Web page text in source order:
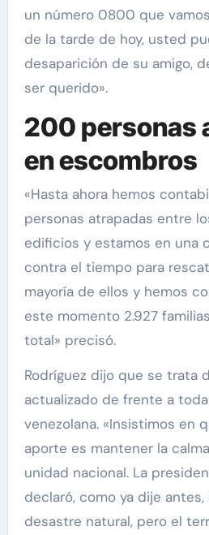
un número 0800 que
de la tarde de hoy, usted
desaparición de su amigo,
ser querido».
200 personas
en escombros
«Hasta ahora hemos
personas atrapadas entre
edificios y estamos en una
contra el tiempo para
mayoría de ellos y hemos
este momento 2.927
total» precisó.
Rodríguez dijo que se trata
actualizado de frente a
venezolana. «Insistimos en
aporte es mantener la
unidad nacional. La
declaró, como ya dije antes,
desastre natural, pero el